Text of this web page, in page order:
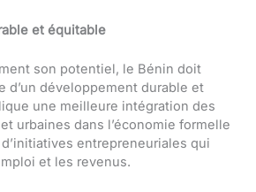
et équitable
son potentiel, le Bénin doit
d’un développement durable et
une meilleure intégration des
urbaines dans l’économie formelle
entrepreneuriales qui
et les revenus.